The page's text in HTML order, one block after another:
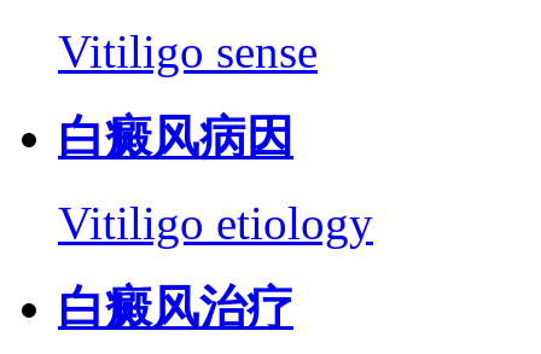
Vitiligo sense
白癜风病因
Vitiligo etiology
白癜风治疗